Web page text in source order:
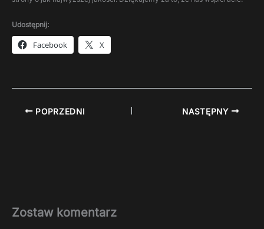
Udostępnij:
Facebook X
POPRZEDNI NASTĘPNY
Zostaw komentarz